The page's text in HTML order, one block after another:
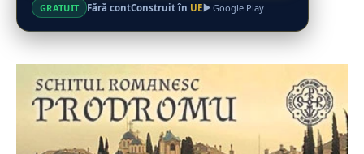
GRATUIT Fără contConstruit în UE Google Play